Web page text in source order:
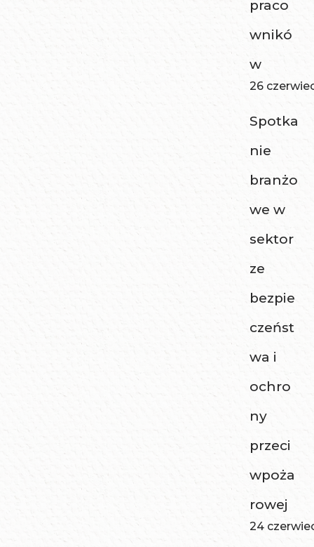
praco
wnikó
w
26
Spotka
nie
branżo
we w
sektor
ze
bezpie
czeńst
wa i
ochro
ny
przeci
wpoża
rowej
24